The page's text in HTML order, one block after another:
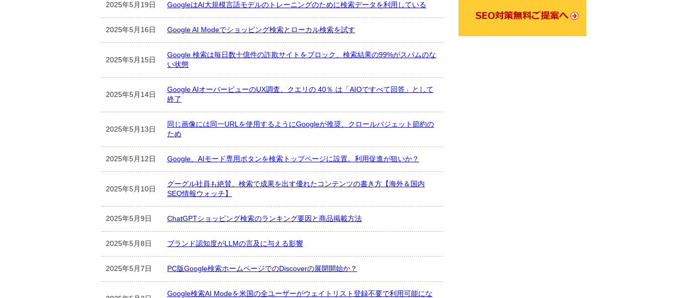
2025年5月19日 GoogleはAI大規模言語モデルのトレーニングのために検索データを利用している
2025年5月16日 Google AI Modeでショッピング検索とローカル検索を試す
2025年5月15日
Google 検索は毎日数十億件の詐欺サイトをブロック、検索結果の99%がスパムのな
い状態
2025年5月14日
Google AIオーバービューのUX調査、クエリの 40％ は「AIOですべて回答」として
終了
2025年5月13日
同じ画像には同一URLを使用するようにGoogleが推奨、クロールバジェット節約の
ため
2025年5月12日 Google、AIモード専用ボタンを検索トップページに設置。利用促進が狙いか？
2025年5月10日
グーグル社員も絶賛、検索で成果を出す優れたコンテンツの書き方【海外＆国内
SEO情報ウォッチ】
2025年5月9日 ChatGPTショッピング検索のランキング要因と商品掲載方法
2025年5月8日 ブランド認知度がLLMの言及に与える影響
2025年5月7日 PC版Google検索ホームページでのDiscoverの展開開始か？
Google検索AI Modeを米国の全ユーザーがウェイトリスト登録不要で利用可能にな